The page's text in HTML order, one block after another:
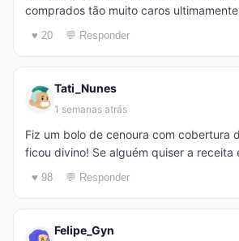
comprados tão muito caros
♥ 20 💬 Responder
Tati_Nunes
1 semanas atrás
Fiz um bolo de cenoura com cobertura
ficou divino! Se alguém quiser a receita
♥ 98 💬 Responder
Felipe_Gyn